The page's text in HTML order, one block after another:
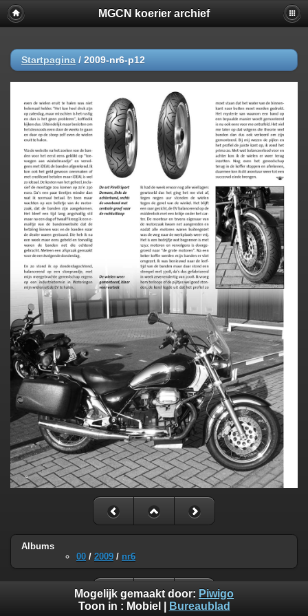
MGCN koerier archief
Startpagina / 2009-nr6-p12
Albums
00 / 2009 / nr6
Mogelijk gemaakt door: Piwigo
Toon in : Mobiel Bureaublad